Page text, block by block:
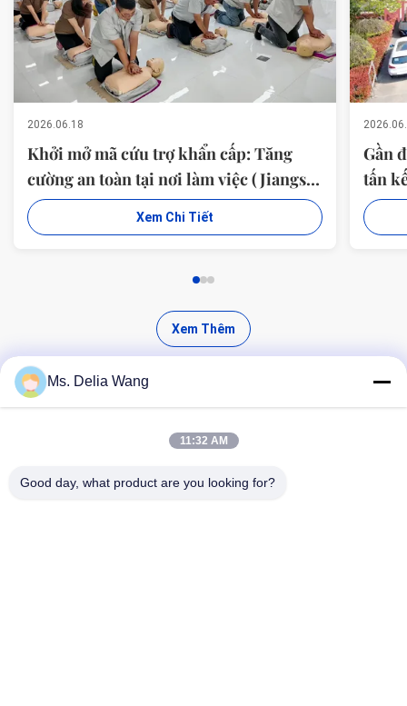
2026.06.18
Khởi mở mã cứu trợ khẩn cấp: Tăng
cường an toàn tại nơi làm việc (Jiangsu
Milky Way Steel Poles Co., Ltd Organ
Xem Chi Tiết
Gần
tấn
Xem Thêm
Tìm ra sản phẩm chất lượng cao
Ms. Delia Wang
11:32 AM
Good day, what product are you looking for?